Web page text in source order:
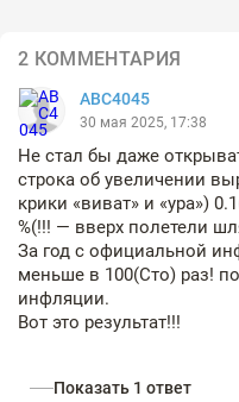
2 КОММЕНТАРИЯ
АВС4045
30 мая 2025, 17:38
Не стал бы даже
строка об увеличении
крики «виват» и «ура»)
%(!!! — вверх полетели
За год с официальной
меньше в 100(Сто) раз!
инфляции.
Вот это результат!!!
Показать 1 ответ